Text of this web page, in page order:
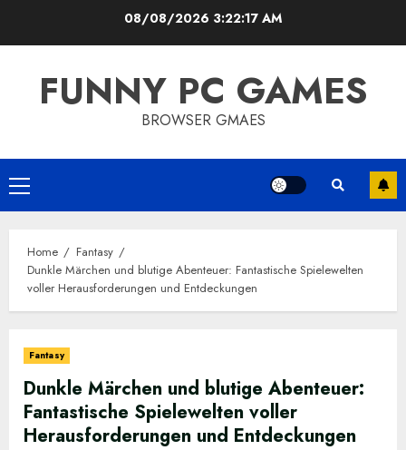
08/08/2026 3:22:18 AM
FUNNY PC GAMES
BROWSER GMAES
Primary
Menu
Home
Fantasy
Dunkle Märchen und blutige Abenteuer: Fantastische Spielewelten
voller Herausforderungen und Entdeckungen
Fantasy
Dunkle Märchen und blutige Abenteuer:
Fantastische Spielewelten voller
Herausforderungen und Entdeckungen